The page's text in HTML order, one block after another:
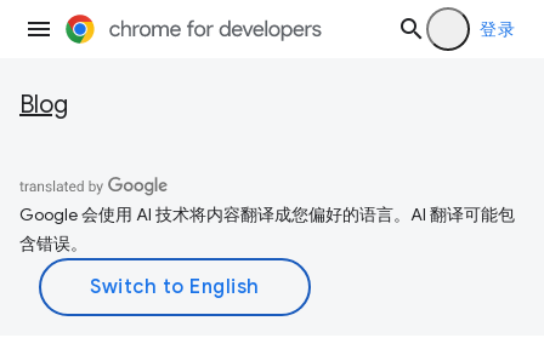
登录
Blog
Google 会使用 AI 技术将内容翻译成您偏好的语言。AI 翻译可能包
含错误。